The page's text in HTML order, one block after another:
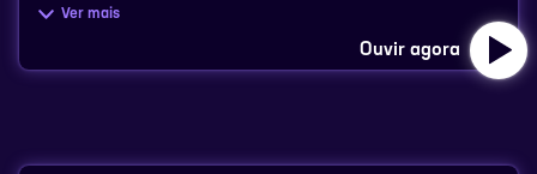
Aperte o play e ouça agora, o Data Hackers News dessa semana!
Ver mais
Ouvir agora